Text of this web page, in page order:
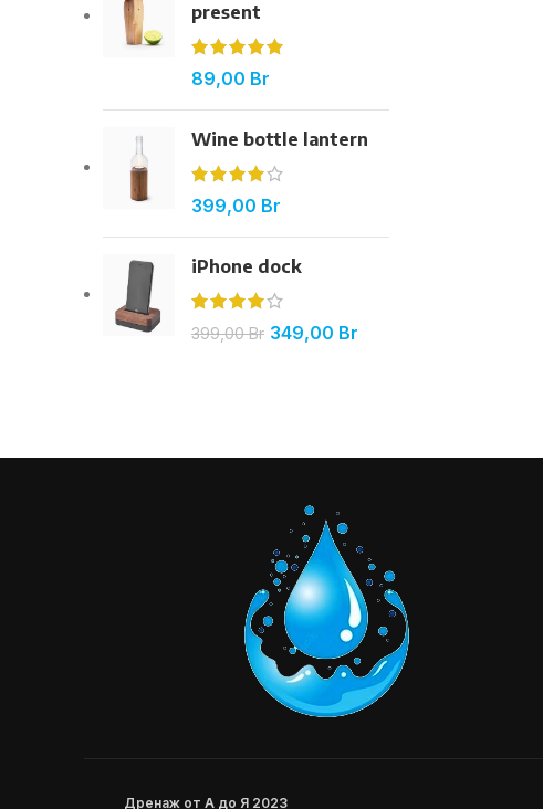
present
89,00 Br
Wine bottle lantern
399,00 Br
iPhone dock
399,00Br 349,00 Br
Дренаж от А до Я 2023